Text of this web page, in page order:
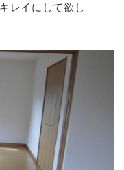
レイにして欲し